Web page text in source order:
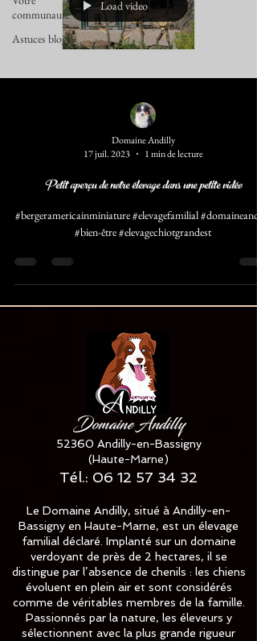
communauté
Astuces blog
Load video
Domaine Andilly
17 juil. 2023
1 min de lecture
Petit aperçu de notre élevage dans une petite vidéo
#bergeramericainminiature #elevagefamilial
#bien-être #elevagechiotgrandest
Domaine Andilly
52360 Andilly-en-Bassigny
(Haute-Marne)
Tél.: 06 12 57 34 32
Le Domaine Andilly, situé à Andilly-en-
Bassigny en Haute-Marne, est un élevage
familial déclaré. Implanté sur un domaine
verdoyant de près de 2 hectares, il se
distingue par l’absence de chenils : les chiens
évoluent en plein air et sont considérés
comme de véritables membres de la famille.
Passionnés par la nature, les éleveurs y
sélectionnent avec la plus grande rigueur